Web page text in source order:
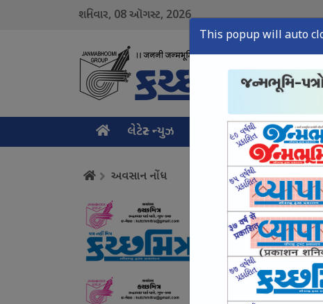
શનિવાર, 08ઑગસ્ટ, 2026
લેટેસ્ટ ન્યુઝ મુખ્ય સમાચાર ક્રાઇમ
This popup will auto
અવસાન નોંધ
અવસાન નોંધ
August 07, Fri, 2026
અવસાન નોંધ